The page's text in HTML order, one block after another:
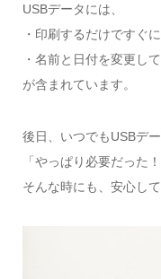
USBデータには、
・印刷するだけですぐ
・名前と日付を変更し
が含まれています。
後日、いつでもUSBデ
「やっぱり必要だった！
そんな時にも、安心し